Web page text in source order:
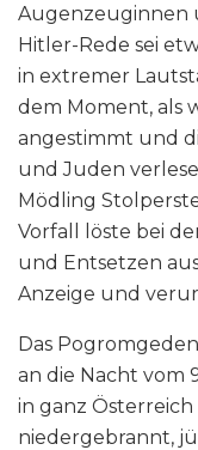
Augenzeuginnen
Hitler-Rede sei
in extremer
dem Moment, als
angestimmt und
und Juden
Mödling
Vorfall löste bei
und Entsetzen
Anzeige und
Das
an die Nacht vom
in ganz
niedergebrannt,